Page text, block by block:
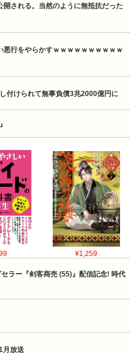
開される。当然のように無抵抗だった
悪行をやらかすｗｗｗｗｗｗｗｗｗｗ
付けられて無事負債3兆2000億円に
¥1,259
ラー『剣客商売 (55)』配信記念! 時代
月放送